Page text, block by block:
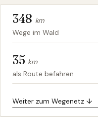
348 km
Wege im Wald
35 km
als Route befahren
Weiter zum Wegenetz ↓